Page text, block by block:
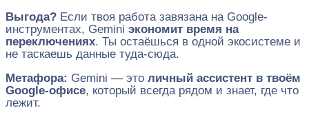
Выгода? Если твоя работа завязана на Google-
инструментах, Gemini экономит время на
переключениях. Ты остаёшься в одной экосистеме и
не таскаешь данные туда-сюда.
Метафора: Gemini — это личный ассистент в твоём
Google-офисе, который всегда рядом и знает, где что
лежит.